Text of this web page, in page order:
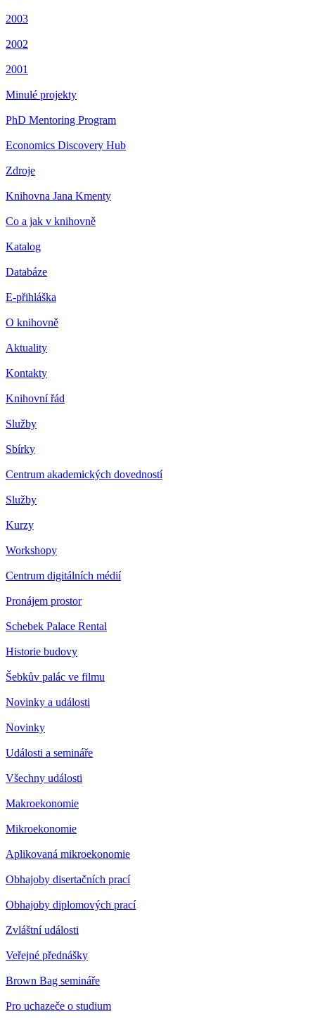
2003
2002
2001
Minulé projekty
PhD Mentoring Program
Economics Discovery Hub
Zdroje
Knihovna Jana Kmenty
Co a jak v knihovně
Katalog
Databáze
E-přihláška
O knihovně
Aktuality
Kontakty
Knihovní řád
Služby
Sbírky
Centrum akademických dovedností
Služby
Kurzy
Workshopy
Centrum digitálních médií
Pronájem prostor
Schebek Palace Rental
Historie budovy
Šebkův palác ve filmu
Novinky a události
Novinky
Události a semináře
Všechny události
Makroekonomie
Mikroekonomie
Aplikovaná mikroekonomie
Obhajoby disertačních prací
Obhajoby diplomových prací
Zvláštní události
Veřejné přednášky
Brown Bag semináře
Pro uchazeče o studium